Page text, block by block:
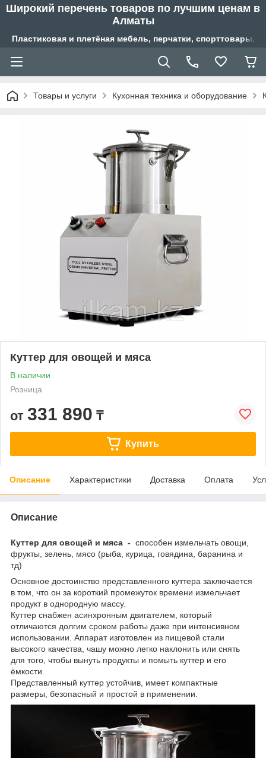
Широкий перечень товаров по лучшим ценам в
Алматы
Пластиковая и плетёная мебель, перчатки,
Товары и услуги Кухонная техника и оборудование
Куттер для овощей и мяса
В наличии
Розница
от 331 890 ₸
Купить
Описание Характеристики Доставка Оплата
Описание
Куттер для овощей и мяса - способен измельчать овощи,
фрукты, зелень, мясо (рыба, курица, говядина, баранина и
тд)
Основное достоинство представленного куттера заключается
в том, что он за короткий промежуток времени измельчает
продукт в однородную массу.
Куттер снабжен асинхронным двигателем, который
отличаются долгим сроком работы даже при интенсивном
использовании. Аппарат изготовлен из пищевой стали
высокого качества, чашу можно легко наклонить или снять
для того, чтобы вынуть продукты и помыть куттер и его
ёмкости.
Представленный куттер устойчив, имеет компактные
размеры, безопасный и простой в применении.